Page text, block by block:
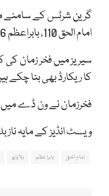
گرین شرٹس کے سامنے
امام الحق 110، بابراعظم 106 اور فخرزمان 85 رنز بنا کر نمایاں رہے۔
سیریز میں فخر زمان
کا ریکارڈ بھی بنا چکے
فخرزمان نے ون ڈے میں تیز ترین
ویسٹ انڈیز کے مایہ ناز بلے باز سر ووین رچرڈ
امام الحق بابراعظم بلاوایو